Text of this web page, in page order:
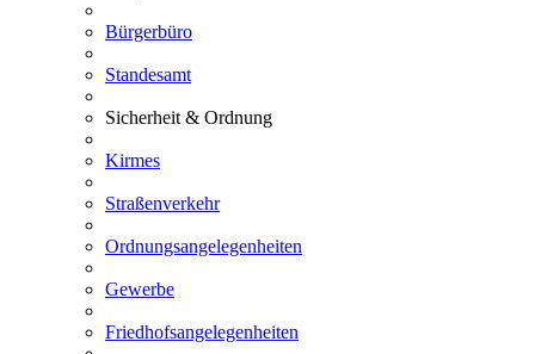
Bürgerbüro
Standesamt
Sicherheit & Ordnung
Kirmes
Straßenverkehr
Ordnungsangelegenheiten
Gewerbe
Friedhofsangelegenheiten